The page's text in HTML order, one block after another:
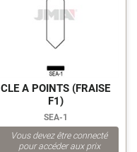
CLE A POINTS (FRAISE
F1)
SEA-1
Vous devez être connecté
pour accéder aux prix